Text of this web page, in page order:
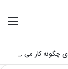
موشک‌های بالستیک و سامانه‌های رهگیری پدافندی چگونه کار می کنند؟